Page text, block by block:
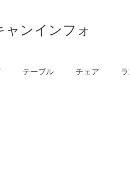
ャンインフォ
テーブル チェア